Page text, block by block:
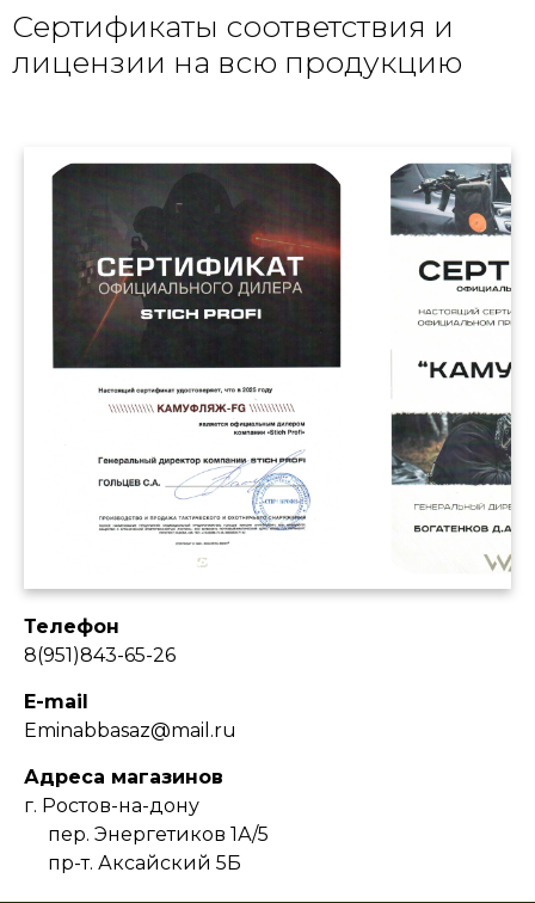
Сертификаты соответствия и
лицензии на всю продукцию
Телефон
8(951)843-65-26
E-mail
Eminabbasaz@mail.ru
Адреса магазинов
г. Ростов-на-дону
пер. Энергетиков 1А/5
пр-т. Аксайский 5Б